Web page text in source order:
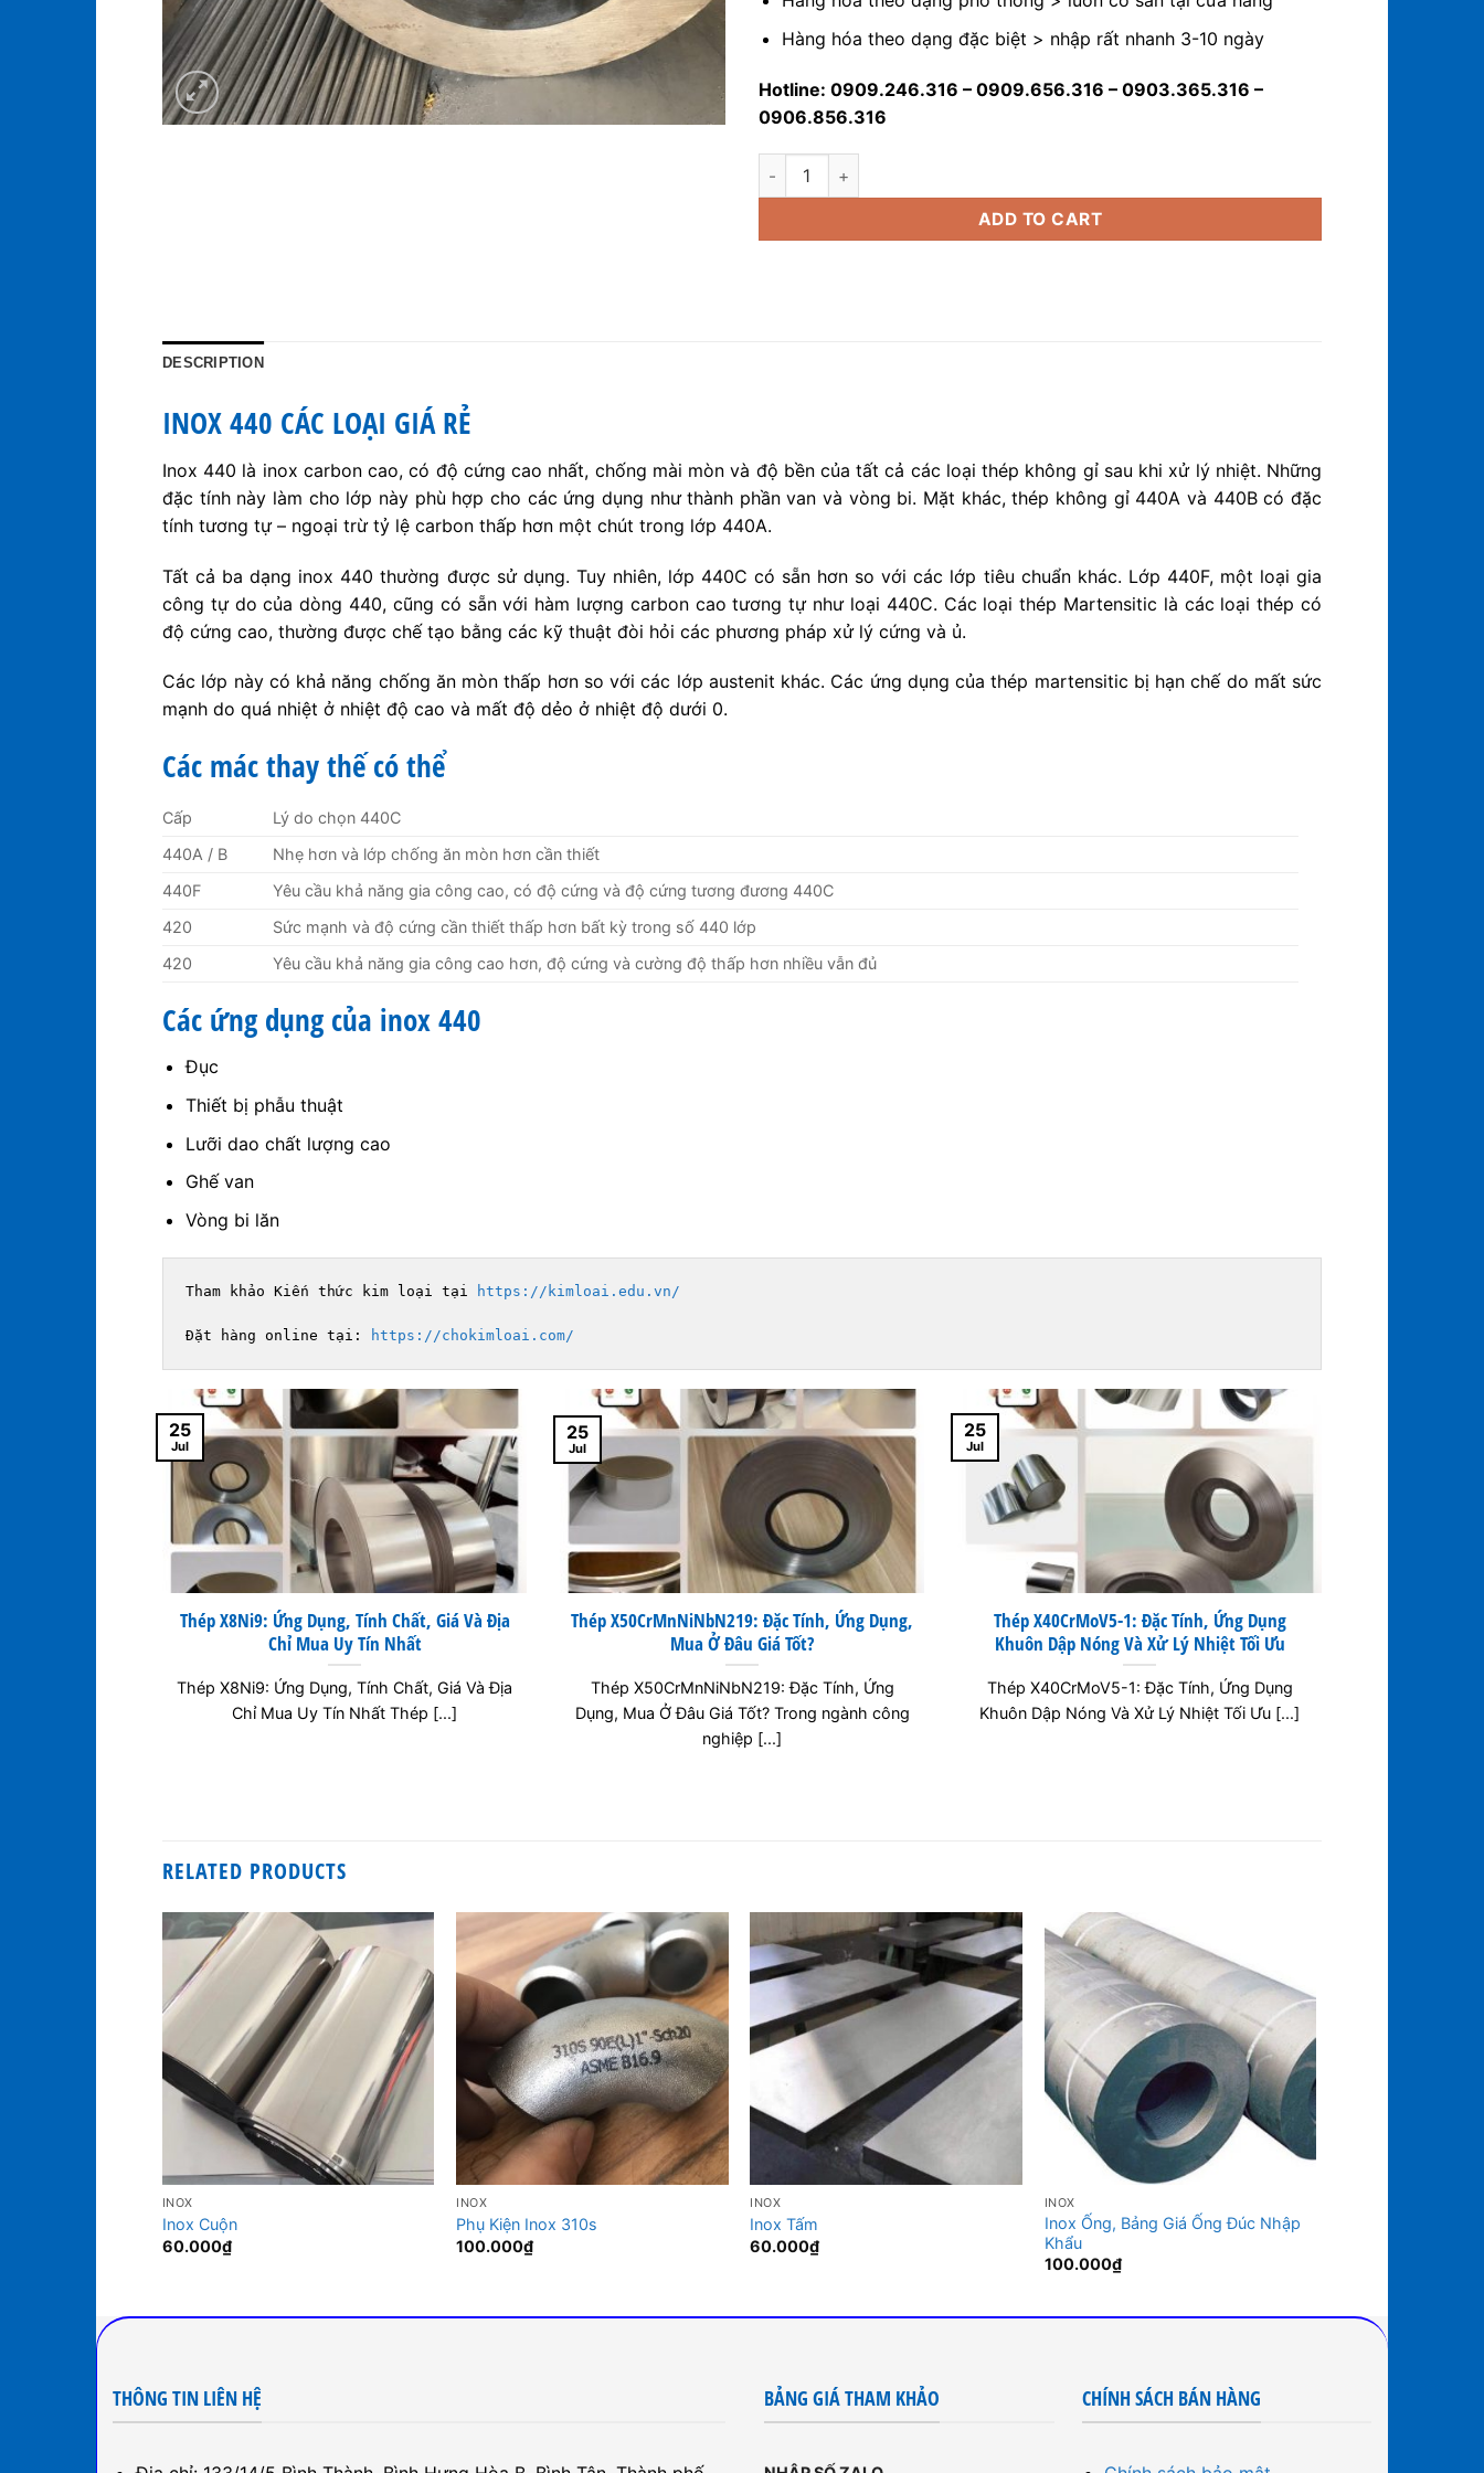
Hàng hóa theo dạng đặc biệt > nhập rất nhanh 3-10 ngày
Hotline: 0909.246.316 – 0909.656.316 – 0903.365.316 –
0906.856.316
Inox 440 Các Loại Giá Rẻ quantity
ADD TO CART
DESCRIPTION
INOX 440 CÁC LOẠI GIÁ RẺ
Inox 440 là inox carbon cao, có độ cứng cao nhất, chống mài mòn và độ bền của tất cả các loại thép không gỉ sau khi xử lý nhiệt. Những
đặc tính này làm cho lớp này phù hợp cho các ứng dụng như thành phần van và vòng bi. Mặt khác, thép không gỉ 440A và 440B có đặc
tính tương tự – ngoại trừ tỷ lệ carbon thấp hơn một chút trong lớp 440A.
Tất cả ba dạng inox 440 thường được sử dụng. Tuy nhiên, lớp 440C có sẵn hơn so với các lớp tiêu chuẩn khác. Lớp 440F, một loại gia
công tự do của dòng 440, cũng có sẵn với hàm lượng carbon cao tương tự như loại 440C. Các loại thép Martensitic là các loại thép có
độ cứng cao, thường được chế tạo bằng các kỹ thuật đòi hỏi các phương pháp xử lý cứng và ủ.
Các lớp này có khả năng chống ăn mòn thấp hơn so với các lớp austenit khác. Các ứng dụng của thép martensitic bị hạn chế do mất sức
mạnh do quá nhiệt ở nhiệt độ cao và mất độ dẻo ở nhiệt độ dưới 0.
Các mác thay thế có thể
Cấp
Lý do chọn 440C
440A / B
Nhẹ hơn và lớp chống ăn mòn hơn cần thiết
440F
Yêu cầu khả năng gia công cao, có độ cứng và độ cứng tương đương 440C
420
Sức mạnh và độ cứng cần thiết thấp hơn bất kỳ trong số 440 lớp
420
Yêu cầu khả năng gia công cao hơn, độ cứng và cường độ thấp hơn nhiều vẫn đủ
Các ứng dụng của inox 440
Đục
Thiết bị phẫu thuật
Lưỡi dao chất lượng cao
Ghế van
Vòng bi lăn
Tham khảo Kiến thức kim loại tại https://kimloai.edu.vn/
Đặt hàng online tại: https://chokimloai.com/
Thép X8Ni9: Ứng Dụng, Tính Chất, Giá Và Địa
Chỉ Mua Uy Tín Nhất
Thép X8Ni9: Ứng Dụng, Tính Chất, Giá Và Địa
Chỉ Mua Uy Tín Nhất Thép [...]
25
Jul
Thép X50CrMnNiNbN219: Đặc Tính, Ứng Dụng,
Mua Ở Đâu Giá Tốt?
Thép X50CrMnNiNbN219: Đặc Tính, Ứng
Dụng, Mua Ở Đâu Giá Tốt? Trong ngành công
nghiệp [...]
25
Jul
Thép X40CrMoV5-1: Đặc Tính, Ứng Dụng
Khuôn Dập Nóng Và Xử Lý Nhiệt Tối Ưu
Thép X40CrMoV5-1: Đặc Tính, Ứng Dụng
Khuôn Dập Nóng Và Xử Lý Nhiệt Tối Ưu [...]
25
Jul
RELATED PRODUCTS
INOX
Inox Cuộn
60.000₫
INOX
Phụ Kiện Inox 310s
100.000₫
INOX
Inox Tấm
60.000₫
INOX
Inox Ống, Bảng Giá Ống Đúc Nhập
Khẩu
100.000₫
THÔNG TIN LIÊN HỆ BẢNG GIÁ THAM KHẢO CHÍNH SÁCH BÁN HÀNG